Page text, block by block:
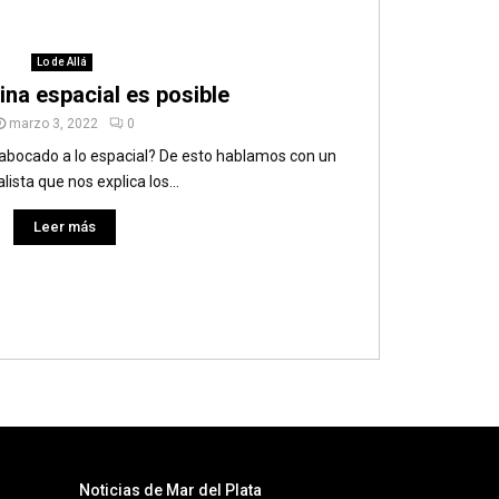
Lo de Allá
espacial es posible
marzo 3, 2022 0
a lo espacial? De esto hablamos con un
que nos explica los...
Leer más
Noticias de Mar del Plata